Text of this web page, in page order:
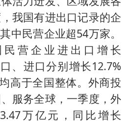
我国有进出口记录的企
中民营企业超54万家。
营企业进出口增长
、进口分别增长12.7%
高于全国整体。外商投
服务全球，一季度，外
万亿元，同比增长